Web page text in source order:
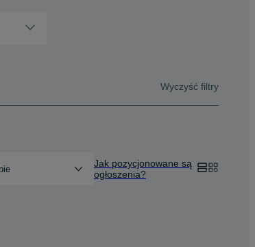
Wyczyść filtry
Jak pozycjonowane są
ogłoszenia?